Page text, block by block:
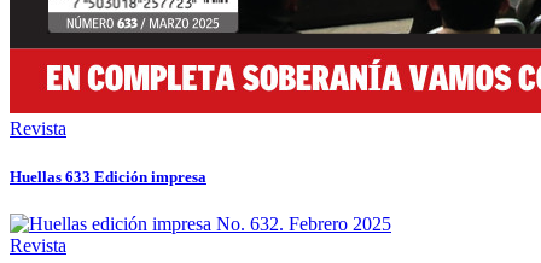
Revista
Huellas 633 Edición impresa
Revista